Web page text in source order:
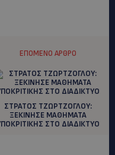
ΕΠΌΜΕΝΟ ΆΡΘΡΟ
ΣΤΡΑΤΟΣ ΤΖΩΡΤΖΟΓΛΟΥ:
ΞΕΚΙΝΗΣΕ ΜΑΘΗΜΑΤΑ
ΣΤΟ ΔΙΑΔΙΚΤΥΟ